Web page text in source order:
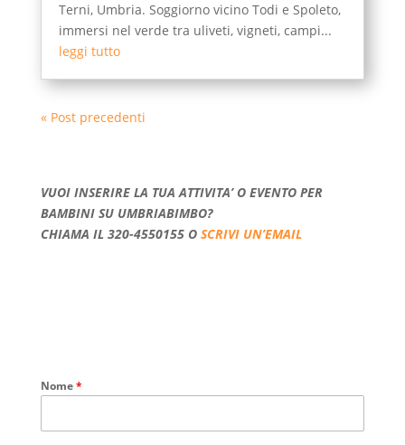
Terni, Umbria. Soggiorno vicino Todi e Spoleto,
immersi nel verde tra uliveti, vigneti, campi...
leggi tutto
« Post precedenti
VUOI INSERIRE LA TUA ATTIVITA’ O EVENTO PER
BAMBINI SU UMBRIABIMBO?
CHIAMA IL 320-4550155 O SCRIVI UN’EMAIL
Nome*